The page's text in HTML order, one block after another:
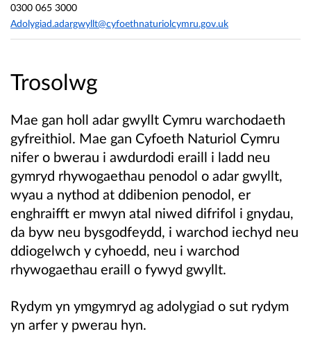
Trosolwg
Mae gan holl adar gwyllt Cymru warchodaeth
gyfreithiol. Mae gan Cyfoeth Naturiol Cymru
nifer o bwerau i awdurdodi eraill i ladd neu
gymryd rhywogaethau penodol o adar gwyllt,
wyau a nythod at ddibenion penodol, er
enghraifft er mwyn atal niwed difrifol i gnydau,
da byw neu bysgodfeydd, i warchod iechyd neu
ddiogelwch y cyhoedd, neu i warchod
rhywogaethau eraill o fywyd gwyllt.
Rydym yn ymgymryd ag adolygiad o sut rydym
yn arfer y pwerau hyn.
0300 065 3000
Adolygiad.adargwyllt@cyfoethnaturiolcymru.gov.uk